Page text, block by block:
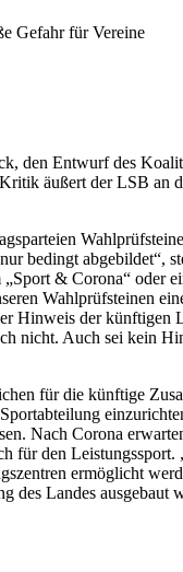
Gefahr für Vereine
den Entwurf des
äußert der LSB an
bedingt abgebildet“,
& Corona“ oder
Wahlprüfsteinen
Hinweis der künftigen
nicht. Auch sei kein
für die künftige
Nach Corona
für den
ermöglicht
des Landes ausgebaut